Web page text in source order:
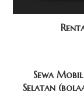
Sewa
Selatan